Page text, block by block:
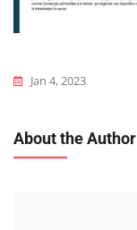
Jan 4, 2023
About the Author